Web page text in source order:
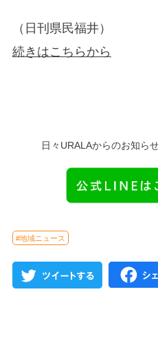
（日刊県民福井）
続きはこちらから
日々URALAからのお知ら
#地域ニュース